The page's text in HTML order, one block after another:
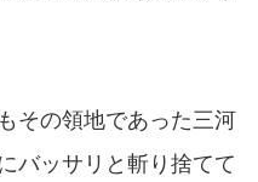
その領地であった三河
バッサリと斬り捨てて